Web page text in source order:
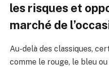
les risques et
marché de
Au-delà des classiques,
comme le rouge, le bleu